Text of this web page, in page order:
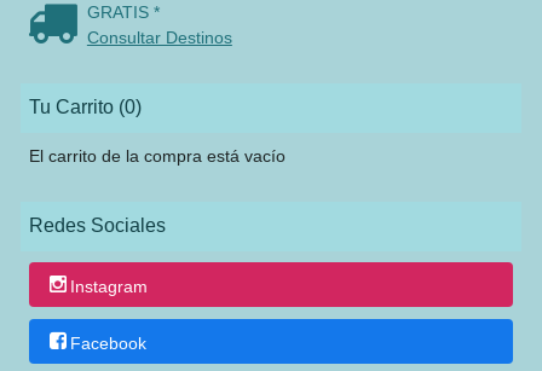
GRATIS *
Consultar Destinos
Tu Carrito (0)
El carrito de la compra está vacío
Redes Sociales
Instagram
Facebook